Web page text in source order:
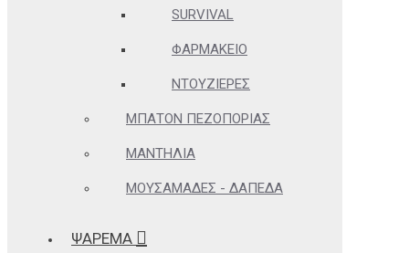
SURVIVAL
ΦΑΡΜΑΚΕΊΟ
ΝΤΟΥΖΙΈΡΕΣ
ΜΠΑΤΌΝ ΠΕΖΟΠΟΡΊΑΣ
ΜΑΝΤΉΛΙΑ
ΜΟΥΣΑΜΆΔΕΣ - ΔΆΠΕΔΑ
ΨΑΡΕΜΑ